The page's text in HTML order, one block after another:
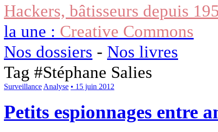
Hackers, bâtisseurs depuis
la une : Creative Commons
Nos dossiers - Nos livres
Tag #Stéphane Salies
Surveillance Analyse • 15 juin 2012
Petits espionnages entre